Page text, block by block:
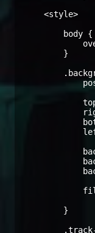
    <style>
        body {
        }
        }